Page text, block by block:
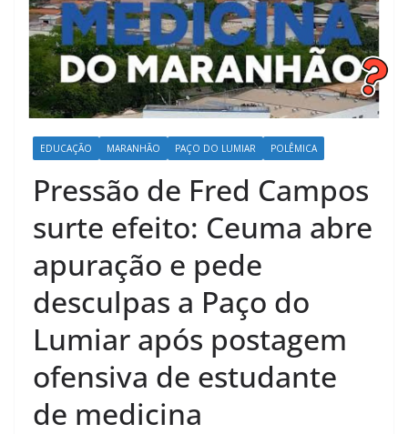
EDUCAÇÃO MARANHÃO PAÇO DO LUMIAR POLÊMICA
Pressão de Fred Campos
surte efeito: Ceuma abre
apuração e pede
desculpas a Paço do
Lumiar após postagem
ofensiva de estudante
de medicina